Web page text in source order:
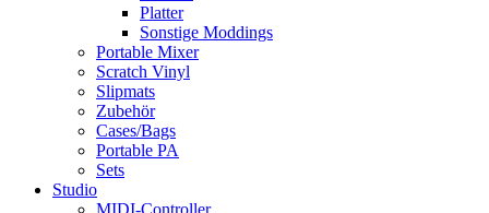
Platter
Sonstige Moddings
Portable Mixer
Scratch Vinyl
Slipmats
Zubehör
Cases/Bags
Portable PA
Sets
Studio
MIDI-Controller